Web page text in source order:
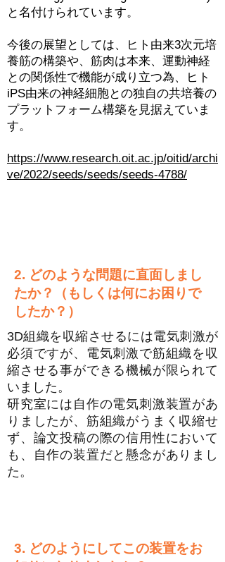
と名付けられています。
今後の展望としては、ヒト由来3次元培
養筋の構築や、筋肉は本来、運動神経
との関係性で機能が成り立つ為、ヒト
iPS由来の神経細胞との独自の共培養の
プラットフォーム構築を見据えていま
す。
https://www.research.oit.ac.jp/oitid/archi
ve/2022/seeds/seeds/seeds-4788/
2. どのような問題に直面しまし
たか？（もしくは何にお困りで
したか？）
3D組織を収縮させるには電気刺激が
必須ですが、電気刺激で筋組織を収
縮させる事ができる機械が限られて
いました。
研究室には自作の電気刺激装置があ
りましたが、筋組織がうまく収縮せ
ず、論文投稿の際の信用性において
も、自作の装置だと懸念がありまし
た。
3. どのようにしてこの装置をお